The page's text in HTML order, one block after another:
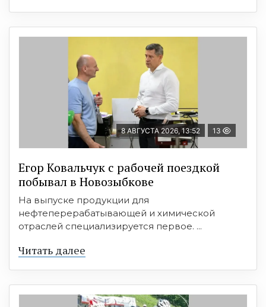
8 АВГУСТА 2026, 13:52 13
Егор Ковальчук с рабочей поездкой
побывал в Новозыбкове
На выпуске продукции для
нефтеперерабатывающей и химической
отраслей специализируется первое. ...
Читать далее